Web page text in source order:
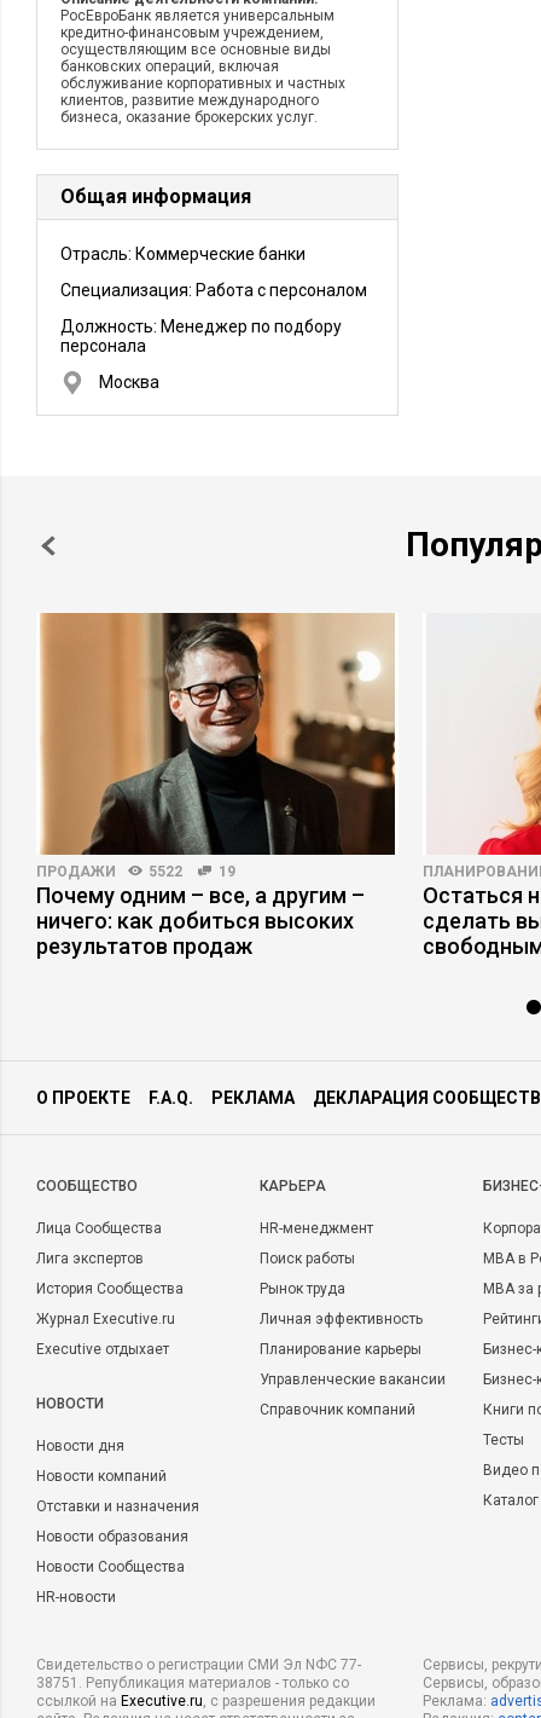
РосЕвроБанк является универсальным
кредитно-финансовым учреждением,
осуществляющим все основные виды
банковских операций, включая
обслуживание корпоративных и частных
клиентов, развитие международного
бизнеса, оказание брокерских услуг.
Общая информация
Отрасль: Коммерческие банки
Специализация: Работа с персоналом
Должность: Менеджер по подбору
персонала
Москва
ПРОДАЖИ 5522 19
Почему одним – все, а другим –
ничего: как добиться высоких
результатов продаж
Остаться
сделать
О ПРОЕКТЕ F.A.Q. РЕКЛАМА ДЕКЛАРАЦИЯ
CООБЩЕСТВО
Лица Сообщества
Лига экспертов
История Сообщества
Журнал Executive.ru
Executive отдыхает
НОВОСТИ
Новости дня
Новости компаний
Отставки и назначения
Новости образования
Новости Сообщества
HR-новости
КАРЬЕРА
HR-менеджмент
Поиск работы
Рынок труда
Личная эффективность
Планирование карьеры
Управленческие вакансии
Справочник компаний
MBA в
MBA
Бизнес-
Книги
Тесты
Видео
Свидетельство о регистрации СМИ Эл NФС 77-
38751. Републикация материалов - только со
ссылкой на Executive.ru, с разрешения редакции
Сервисы,
Сервисы,
Реклама: